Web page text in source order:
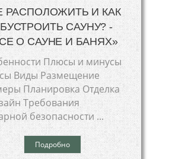
РАСПОЛОЖИТЬ И КАК
САУНУ? -
О САУНЕ И БАНЯХ»
Плюсы и минусы
Виды Размещение
Планировка Отделка
Требования
безопасности ...
Подробно